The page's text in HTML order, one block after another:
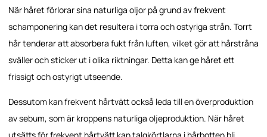
När håret förlorar sina naturliga oljor på grund av frekvent
schamponering kan det resultera i torra och ostyriga strån. Torrt
hår tenderar att absorbera fukt från luften, vilket gör att hårstråna
sväller och sticker ut i olika riktningar. Detta kan ge håret ett
frissigt och ostyrigt utseende.
Dessutom kan frekvent hårtvätt också leda till en överproduktion
av sebum, som är kroppens naturliga oljeproduktion. När håret